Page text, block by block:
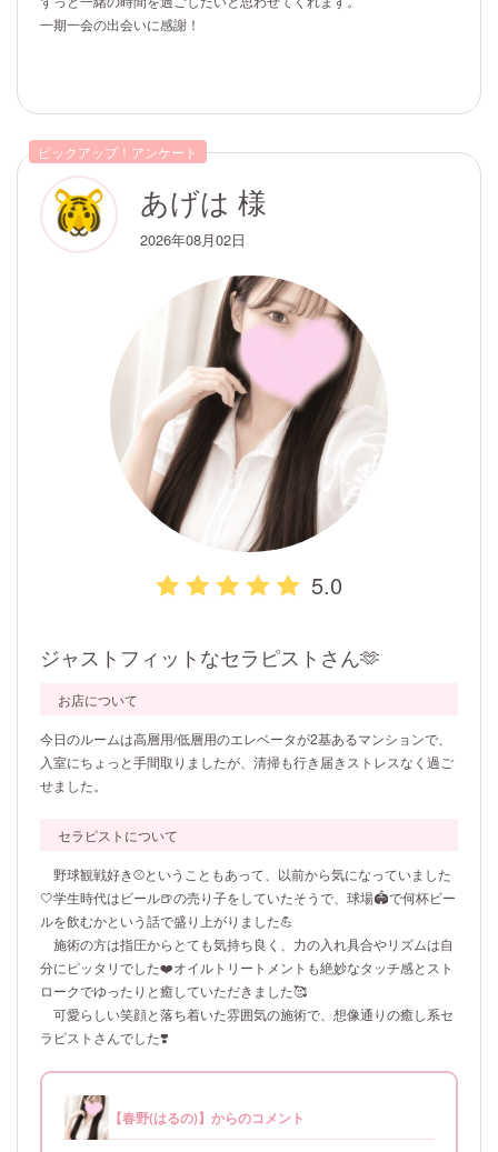
一期一会の出会いに感謝！
ピックアップ！アンケート
あげは 様
2026年08月02日
5.0
ジャストフィットなセラピストさん🫶
お店について
今日のルームは高層用/低層用のエレベータが2基あるマンションで、
入室にちょっと手間取りましたが、清掃も行き届きストレスなく過ご
せました。
セラピストについて
野球観戦好き⚾️ということもあって、以前から気になっていました
🤍学生時代はビール🍺の売り子をしていたそうで、球場🏟️で何杯ビー
ルを飲むかという話で盛り上がりました💪
施術の方は指圧からとても気持ち良く、力の入れ具合やリズムは自
分にピッタリでした❤️オイルトリートメントも絶妙なタッチ感とスト
ロークでゆったりと癒していただきました🥰
可愛らしい笑顔と落ち着いた雰囲気の施術で、想像通りの癒し系セ
ラピストさんでした❣️
【春野(はるの)】からのコメント